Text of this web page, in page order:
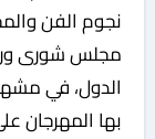
نجوم الفن
مجلس شورى
الدول، في
بها المهرجان